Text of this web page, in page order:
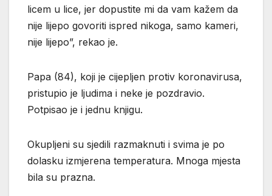
licem u lice, jer dopustite mi da vam kažem da
nije lijepo govoriti ispred nikoga, samo kameri,
nije lijepo”, rekao je.
Papa (84), koji je cijepljen protiv koronavirusa,
pristupio je ljudima i neke je pozdravio.
Potpisao je i jednu knjigu.
Okupljeni su sjedili razmaknuti i svima je po
dolasku izmjerena temperatura. Mnoga mjesta
bila su prazna.